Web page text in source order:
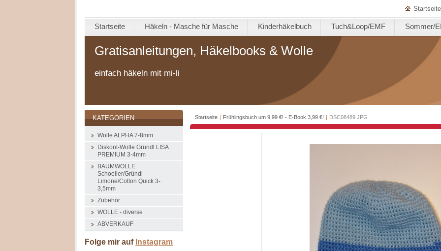
Startseite
Startseite Häkeln - Masche für Masche Kinderhäkelbuch Tuch&Loop/EMF Sommer/
Gratisanleitungen, Häkelbooks & Wolle
einfach häkeln mit mi-li
Startseite | Frühlingsbuch um 9,99 €! - E-Book 3,99 €! | DSC08489.JPG
KATEGORIEN
Wolle ALPHA 7-8mm
Diskont-Wolle Gründl LISA
PREMIUM 3-4mm
BAUMWOLLE
Schoeller/Gründl
Limone/Cotton Quick 3-
3,5mm
Zubehör
WOLLE - diverse
ABVERKAUF
Folge mir auf Instagram